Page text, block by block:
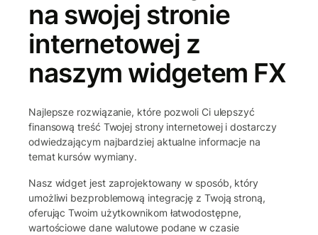
na swojej stronie
internetowej z
naszym widgetem FX
Najlepsze rozwiązanie, które pozwoli Ci ulepszyć
finansową treść Twojej strony internetowej i dostarczy
odwiedzającym najbardziej aktualne informacje na
temat kursów wymiany.
Nasz widget jest zaprojektowany w sposób, który
umożliwi bezproblemową integrację z Twoją stroną,
oferując Twoim użytkownikom łatwodostępne,
wartościowe dane walutowe podane w czasie